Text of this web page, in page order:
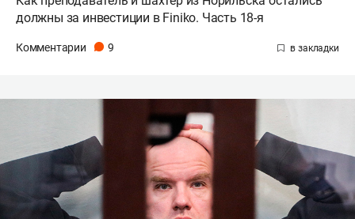
должны за инвестиции в Finikо. Часть 18-я
Комментарии 9